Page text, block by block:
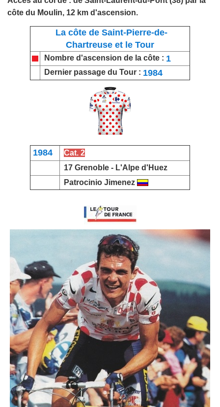
côte du Moulin, 12 km d'ascension.
La côte de Saint-Pierre-de-
Chartreuse et le Tour
Nombre d'ascension de la côte : 1
Dernier passage du Tour : 1984
1984
Cat. 2
17 Grenoble - L'Alpe d'Huez
Patrocinio Jimenez